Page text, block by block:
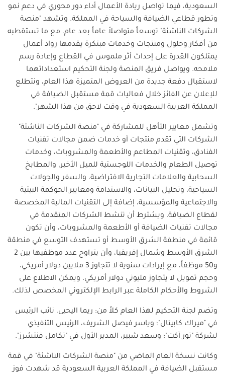
السعودية، فيما تواصل ريادة الأعمال أداء دور محوري في دعم نمو
وتطور قطاعي الضيافة والسياحة في المملكة. وتشهد "منصة
الشركات الناشئة" توسعاً متواصلاً عاماً بعد عام، مع ما تستقطبه
من أفكار وحلول ومنتجات وخدمات مبتكرة يقدمها رواد أعمال
يمتلكون القدرة على إحداث أثر ملموس في القطاع وإعادة رسم
ملامحه. ويواصل فريق المنصة ولجنة التحكيم استعداداتهما
لاستقبال دفعة جديدة من العروض المتميزة هذا العام، ونتطلع
للإعلان عن الفائز خلال فعاليات قمة مستقبل الضيافة في
المملكة العربية السعودية في وقت لاحق من هذا الشهر".
وتشمل معايير التأهل للمشاركة في "منصة الشركات الناشئة"
الشركات التي تقدم منتجات أو خدمات ضمن مجالات تقنيات
الفنادق، وتقنيات المطاعم والأطعمة والمشروبات، وخدمات
توصيل الطعام والخدمات اللوجستية للميل الأخير، والمطابخ
السحابية والعلامات التجارية الافتراضية، والسفر والجولات
السياحية، وتحليل البيانات، والاستدامة ومعايير الحوكمة البيئية
والاجتماعية والمؤسسية، إضافة إلى التقنيات المالية المخصصة
لقطاع الضيافة. ويشترط أن تنشط الشركات المتقدمة في
مجالات تقنيات الضيافة أو الأطعمة والمشروبات، وأن تكون
قائمة في منطقة الشرق الأوسط أو تستهدف التوسع في منطقة
الشرق الأوسط وشمال إفريقيا، وأن يتراوح عدد موظفيها بين 2
و50 موظفاً، مع إيرادات سنوية لا تتجاوز 3 ملايين دولار أمريكي،
وحجم تمويل لا يتجاوز مليوني دولار أمريكي. ويمكن الاطلاع على
الشروط والأحكام الكاملة عبر الرابط الإلكتروني المخصص لذلك.
وتضم لجنة التحكيم لهذا العام كلاً من: ريما اليحيى، نائب الرئيس
في "ميراك كابيتال"؛ وياسر فيصل الشريف، الرئيس التنفيذي
لشركة "تور آكت"؛ وسعد شبير، المدير الأول في "تكامل فنتشرز".
وكانت نسخة العام الماضي من "منصة الشركات الناشئة" في قمة
مستقبل الضيافة في المملكة العربية السعودية قد شهدت فوز